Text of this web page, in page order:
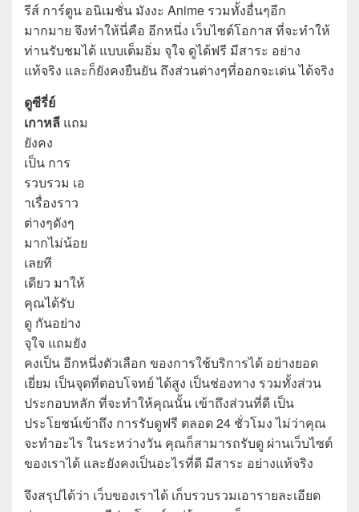
รีส์ การ์ตูน อนิเมชั่น มังงะ Anime รวมทั้งอื่นๆอีก
มากมาย จึงทำให้นี่คือ อีกหนึ่ง เว็บไซต์โอกาส ที่จะทำให้
ท่านรับชมได้ แบบเต็มอิ่ม จุใจ ดูได้ฟรี มีสาระ อย่าง
แท้จริง และก็ยังคงยืนยัน ถึงส่วนต่างๆที่ออกจะเด่น ได้จริง
ดูซีรี่ย์
เกาหลี แถม
ยังคง
เป็น การ
รวบรวม เอ
าเรื่องราว
ต่างๆดังๆ
มากไม่น้อย
เลยที
เดียว มาให้
คุณได้รับ
ดู กันอย่าง
จุใจ แถมยัง
คงเป็น อีกหนึ่งตัวเลือก ของการใช้บริการได้ อย่างยอด
เยี่ยม เป็นจุดที่ตอบโจทย์ ได้สูง เป็นช่องทาง รวมทั้งส่วน
ประกอบหลัก ที่จะทำให้คุณนั้น เข้าถึงส่วนที่ดี เป็น
ประโยชน์เข้าถึง การรับดูฟรี ตลอด 24 ชั่วโมง ไม่ว่าคุณ
จะทำอะไร ในระหว่างวัน คุณก็สามารถรับดู ผ่านเว็บไซต์
ของเราได้ และยังคงเป็นอะไรที่ดี มีสาระ อย่างแท้จริง
จึงสรุปได้ว่า เว็บของเราได้ เก็บรวบรวมเอารายละเอียด